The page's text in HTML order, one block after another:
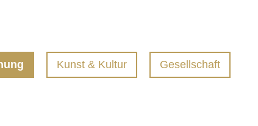
Kunst & Kultur Gesellschaft